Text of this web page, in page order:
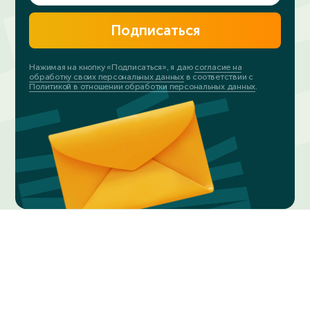
Подписаться
Нажимая на кнопку «Подписаться», я даю согласие на
обработку своих персональных данных в соответствии с
Политикой в отношении обработки персональных данных.